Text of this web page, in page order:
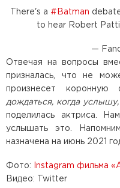
There's a #Batman
to hear Robert
—
Отвечая на вопросы
призналась, что не
произнесет коронную
дождаться, когда
поделилась актриса.
услышать это.
назначена на июнь 2021
Фото:
Instagram фильма
Видео: Twitter